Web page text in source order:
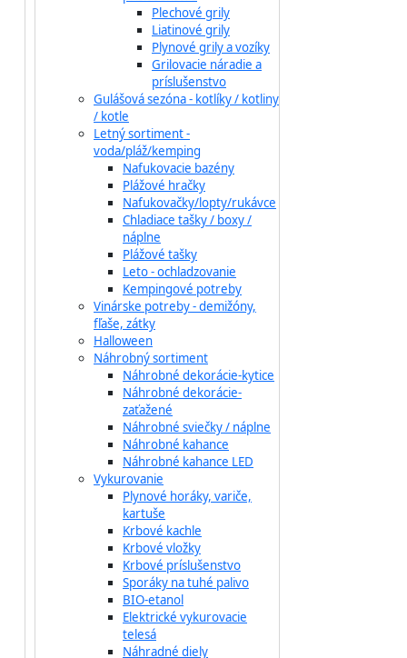
Plechové grily
Liatinové grily
Plynové grily a vozíky
Grilovacie náradie a
príslušenstvo
Gulášová sezóna - kotlíky / kotliny
/ kotle
Letný sortiment -
voda/pláž/kemping
Nafukovacie bazény
Plážové hračky
Nafukovačky/lopty/rukávce
Chladiace tašky / boxy /
náplne
Plážové tašky
Leto - ochladzovanie
Kempingové potreby
Vinárske potreby - demižóny,
fľaše, zátky
Halloween
Náhrobný sortiment
Náhrobné dekorácie-kytice
Náhrobné dekorácie-
zaťažené
Náhrobné sviečky / náplne
Náhrobné kahance
Náhrobné kahance LED
Vykurovanie
Plynové horáky, variče,
kartuše
Krbové kachle
Krbové vložky
Krbové príslušenstvo
Sporáky na tuhé palivo
BIO-etanol
Elektrické vykurovacie
telesá
Náhradné diely